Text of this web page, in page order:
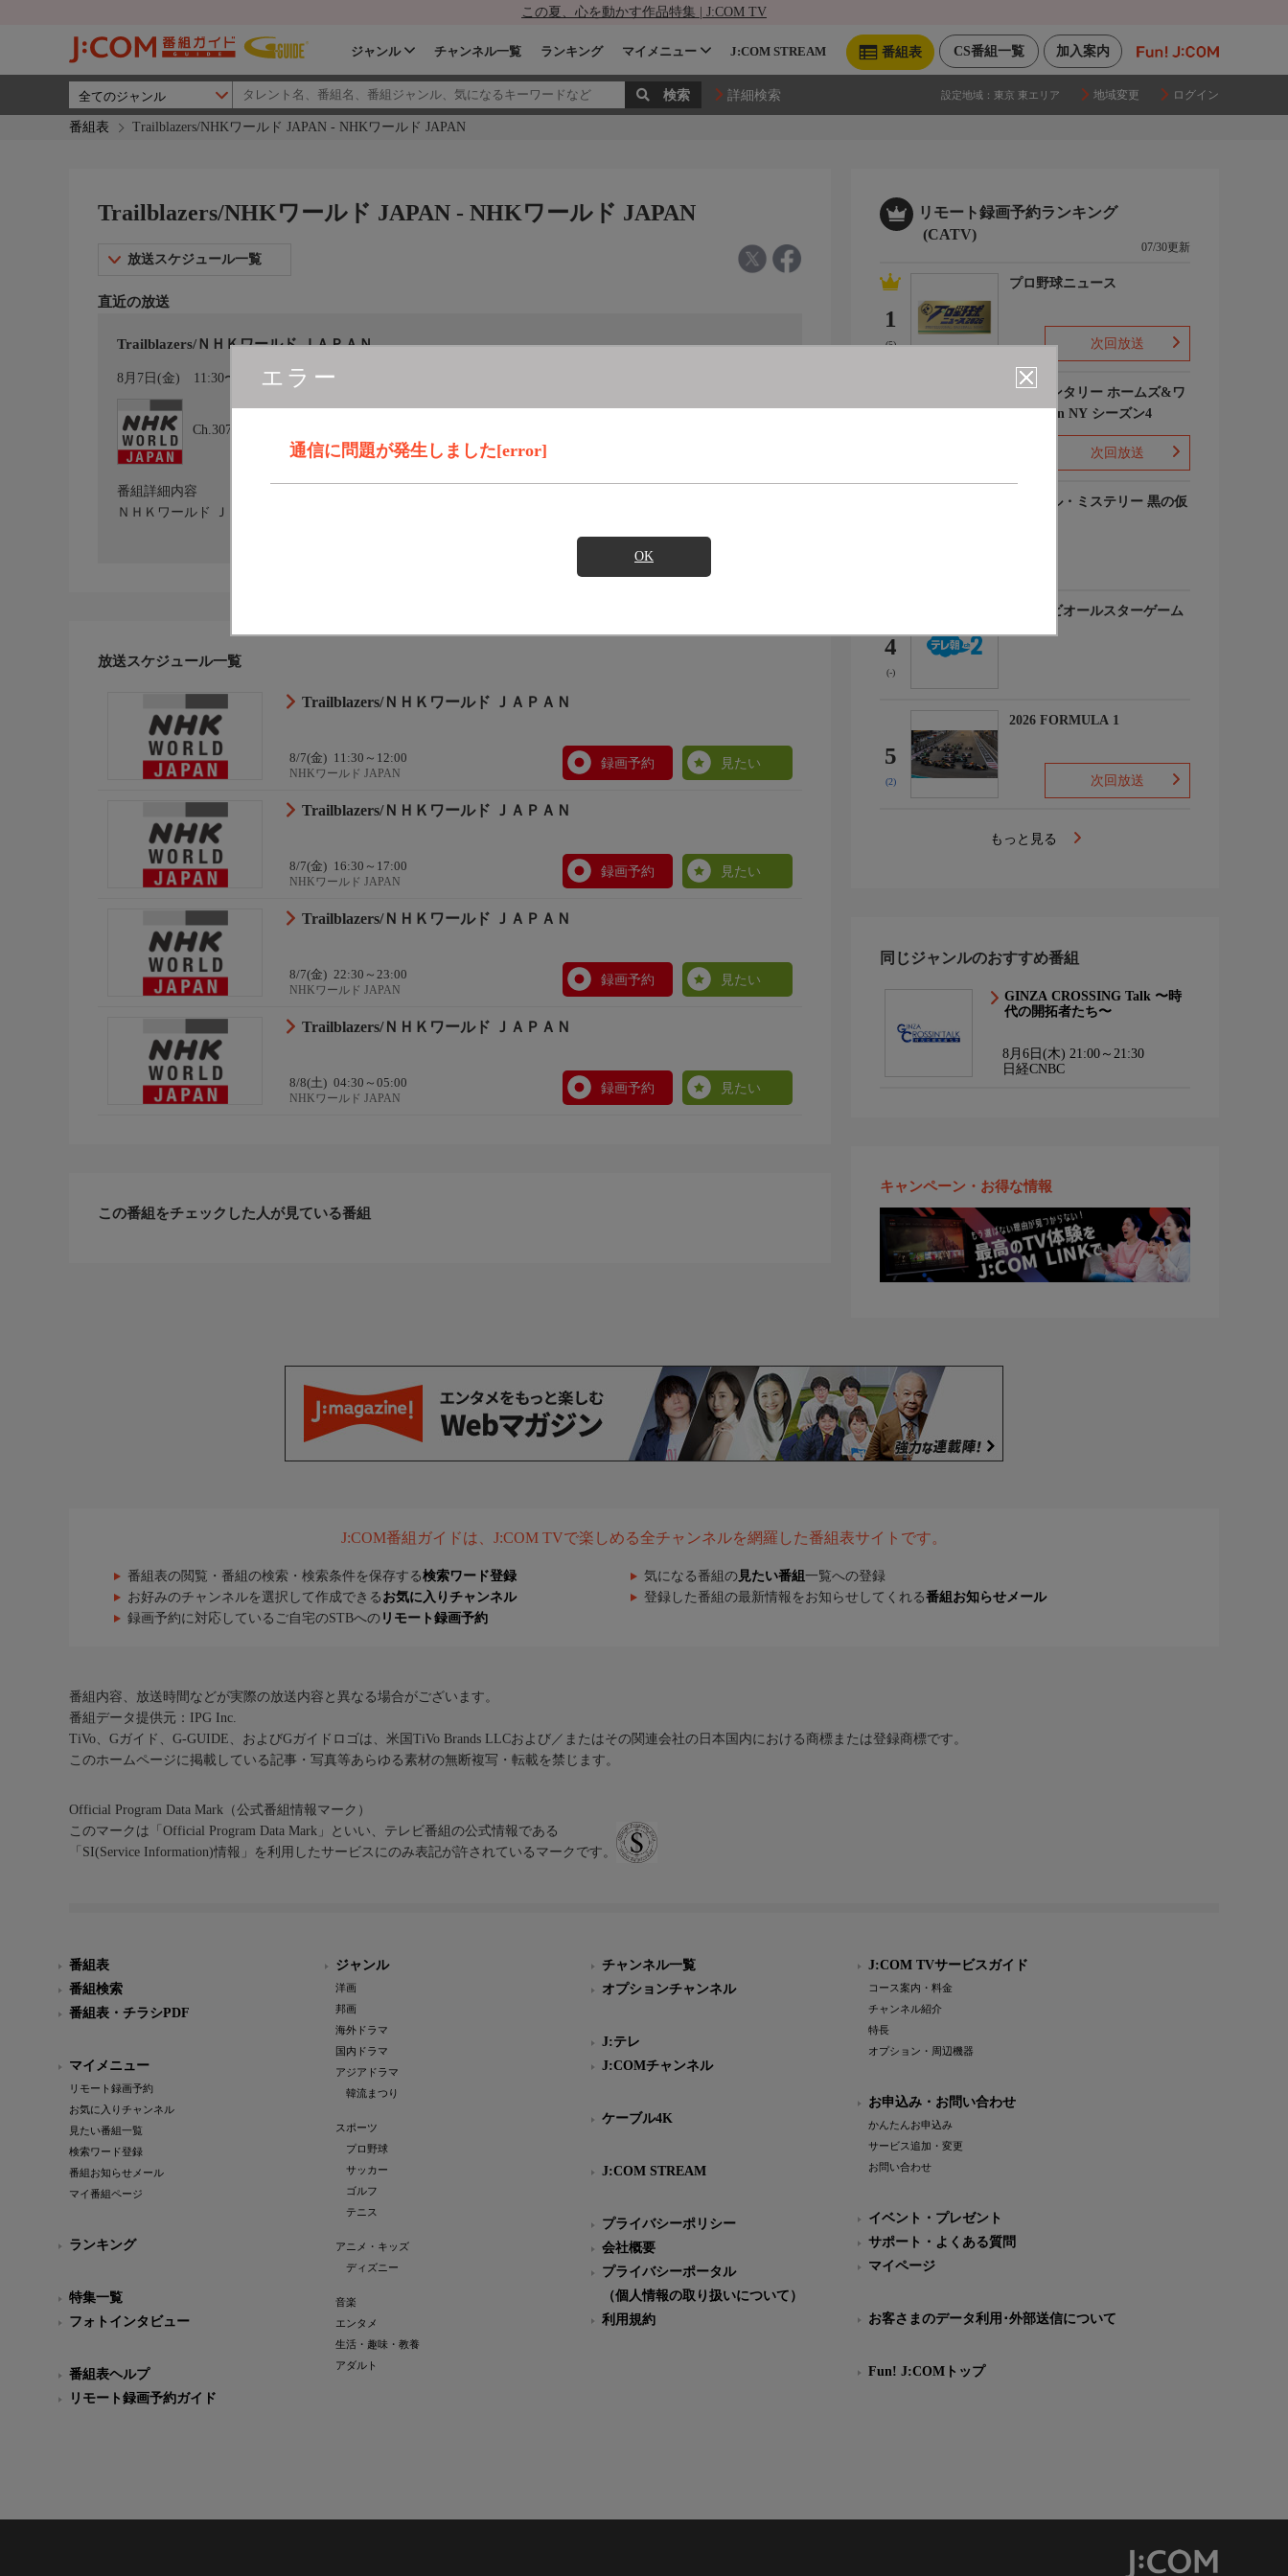
この夏、心を動かす作品特集 | J:COM TV
加入案内
CS番組一覧
番組表
ジャンル チャンネル一覧 ランキング マイメニュー J:COM STREAM
詳細検索 設定地域： 東京 東エリア 地域変更 ログイン
番組表 Trailblazers/NHKワールド JAPAN - NHKワールド JAPAN
エラー
通信に問題が発生しました[error]
OK
Trailblazers/NHKワールド JAPAN - NHKワールド JAPAN
放送スケジュール一覧
直近の放送
Trailblazers/ＮＨＫワールド ＪＡＰＡＮ
8月7日(金) 11:30〜12:00 カレンダー登録
Ch.307
番組詳細内容
ＮＨＫワールド ＪＡＰＡＮを放送しています。詳しくはホームページをご覧ください。 nhk.jp/nhkworld
放送スケジュール一覧
Trailblazers/ＮＨＫワールド ＪＡＰＡＮ
8/7(金) 11:30～12:00
NHKワールド JAPAN
録画予約 見たい
Trailblazers/ＮＨＫワールド ＪＡＰＡＮ
8/7(金) 16:30～17:00
NHKワールド JAPAN
録画予約 見たい
Trailblazers/ＮＨＫワールド ＪＡＰＡＮ
8/7(金) 22:30～23:00
NHKワールド JAPAN
録画予約 見たい
Trailblazers/ＮＨＫワールド ＪＡＰＡＮ
8/8(土) 04:30～05:00
NHKワールド JAPAN
録画予約 見たい
この番組をチェックした人が見ている番組
リモート録画予約ランキング
(CATV)
07/30更新
1
(5)
プロ野球ニュース
次回放送
エレメンタリー ホームズ&ワ
トソン in NY シーズン4
次回放送
ルーヴル・ミステリー 黒の仮
4
(-)
マイナビオールスターゲーム
2026
5
(2)
2026 FORMULA 1
次回放送
もっと見る
同じジャンルのおすすめ番組
GINZA CROSSING Talk 〜時
代の開拓者たち〜
8月6日(木) 21:00～21:30
日経CNBC
キャンペーン・お得な情報
J:COM番組ガイドは、J:COM TVで楽しめる全チャンネルを網羅した番組表サイトです。
番組表の閲覧・番組の検索・検索条件を保存する検索ワード登録 気になる番組の 見たい番組 一覧への登録
お好みのチャンネルを選択して作成できる お気に入りチャンネル 登録した番組の最新情報をお知らせしてくれる番組お知らせメール
録画予約に対応しているご自宅のSTBへの リモート録画予約
番組内容、放送時間などが実際の放送内容と異なる場合がございます。
番組データ提供元：IPG Inc.
TiVo、Gガイド、G-GUIDE、およびGガイドロゴは、米国TiVo Brands LLCおよび／またはその関連会社の日本国内における商標または登録商標です。
このホームページに掲載している記事・写真等あらゆる素材の無断複写・転載を禁じます。
Official Program Data Mark（公式番組情報マーク）
このマークは「Official Program Data Mark」といい、テレビ番組の公式情報である
「SI(Service Information)情報」を利用したサービスにのみ表記が許されているマークです。
番組表
番組検索
番組表・チラシPDF
マイメニュー
リモート録画予約
お気に入りチャンネル
見たい番組一覧
検索ワード登録
番組お知らせメール
マイ番組ページ
ランキング
特集一覧
フォトインタビュー
番組表ヘルプ
リモート録画予約ガイド
ジャンル
洋画
邦画
海外ドラマ
国内ドラマ
アジアドラマ
韓流まつり
スポーツ
プロ野球
サッカー
ゴルフ
テニス
アニメ・キッズ
ディズニー
音楽
エンタメ
生活・趣味・教養
アダルト
チャンネル一覧
オプションチャンネル
J:テレ
J:COMチャンネル
ケーブル4K
J:COM STREAM
プライバシーポリシー
会社概要
プライバシーポータル
（個人情報の取り扱いについて）
利用規約
J:COM TVサービスガイド
コース案内・料金
チャンネル紹介
特長
オプション・周辺機器
お申込み・お問い合わせ
かんたんお申込み
サービス追加・変更
お問い合わせ
イベント・プレゼント
サポート・よくある質問
マイページ
お客さまのデータ利用･外部送信について
Fun! J:COMトップ